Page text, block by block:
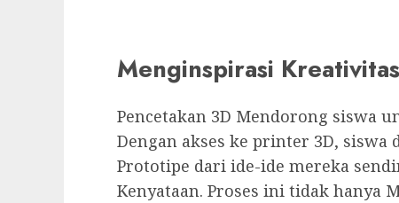
Menginspirasi
Pencetakan 3D Mendorong siswa
Dengan akses ke printer 3D, siswa
Prototipe dari ide-ide mereka
Kenyataan. Proses ini tidak hanya